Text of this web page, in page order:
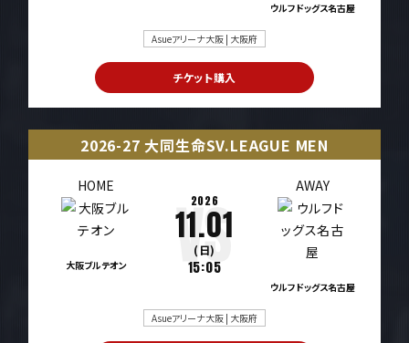
ウルフドッグス名古屋
Asueアリーナ大阪 | 大阪府
チケット購入
2026-27 大同生命SV.LEAGUE MEN
HOME
大阪ブルテオン
2026
11.01
(日)
15:05
AWAY
ウルフドッグス名古屋
Asueアリーナ大阪 | 大阪府